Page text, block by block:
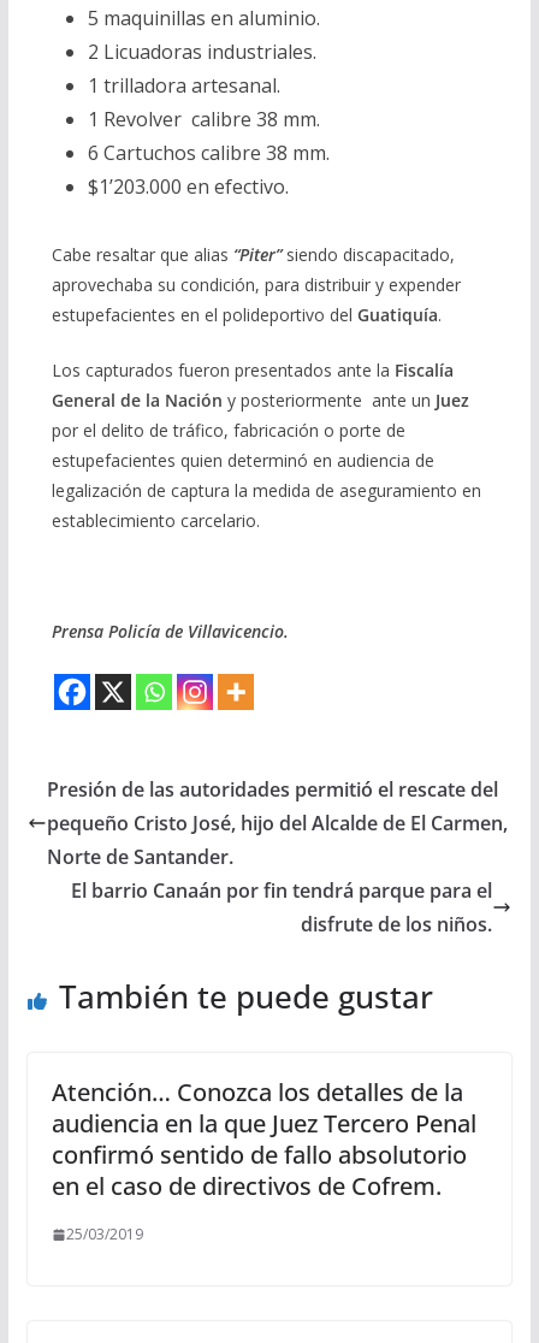
5 maquinillas en aluminio.
2 Licuadoras industriales.
1 trilladora artesanal.
1 Revolver calibre 38 mm.
6 Cartuchos calibre 38 mm.
$1’203.000 en efectivo.
Cabe resaltar que alias “Piter” siendo discapacitado,
aprovechaba su condición, para distribuir y expender
estupefacientes en el polideportivo del Guatiquía.
Los capturados fueron presentados ante la Fiscalía
General de la Nación y posteriormente ante un Juez
por el delito de tráfico, fabricación o porte de
estupefacientes quien determinó en audiencia de
legalización de captura la medida de aseguramiento en
establecimiento carcelario.
Prensa Policía de Villavicencio.
Presión de las autoridades permitió el rescate del
pequeño Cristo José, hijo del Alcalde de El Carmen,
Norte de Santander.
El barrio Canaán por fin tendrá parque para el
disfrute de los niños.
También te puede gustar
Atención… Conozca los detalles de la
audiencia en la que Juez Tercero Penal
confirmó sentido de fallo absolutorio
en el caso de directivos de Cofrem.
25/03/2019